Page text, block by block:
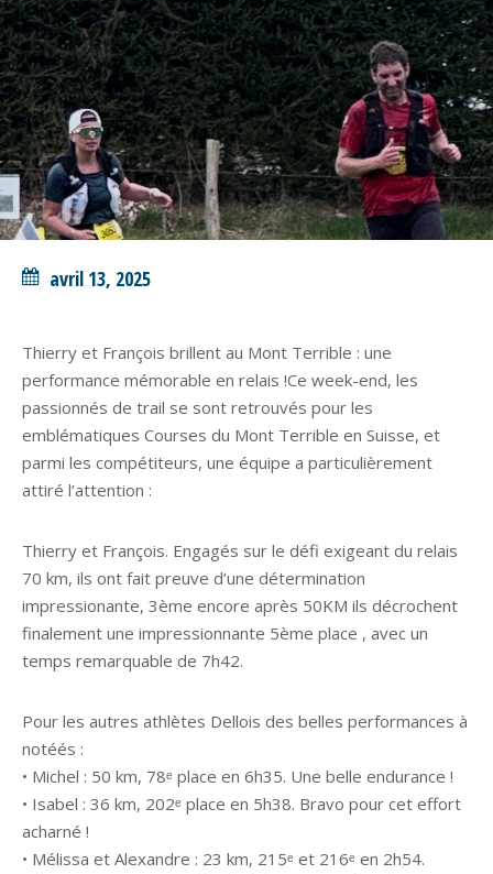
avril 13, 2025
Thierry et François brillent au Mont Terrible : une
performance mémorable en relais !Ce week-end, les
passionnés de trail se sont retrouvés pour les
emblématiques Courses du Mont Terrible en Suisse, et
parmi les compétiteurs, une équipe a particulièrement
attiré l’attention :
Thierry et François. Engagés sur le défi exigeant du relais
70 km, ils ont fait preuve d’une détermination
impressionante, 3ème encore après 50KM ils décrochent
finalement une impressionnante 5ème place , avec un
temps remarquable de 7h42.
Pour les autres athlètes Dellois des belles performances à
notéés :
• Michel : 50 km, 78ᵉ place en 6h35. Une belle endurance !
• Isabel : 36 km, 202ᵉ place en 5h38. Bravo pour cet effort
acharné !
• Mélissa et Alexandre : 23 km, 215ᵉ et 216ᵉ en 2h54.